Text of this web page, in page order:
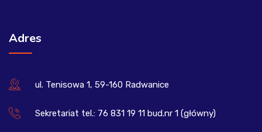
Adres
ul. Tenisowa 1, 59-160 Radwanice
Sekretariat tel.: 76 831 19 11 bud.nr 1 (główny)